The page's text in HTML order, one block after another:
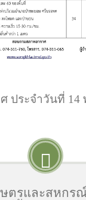
ประจำวันที่ 14
ตรและสหกร